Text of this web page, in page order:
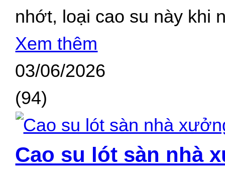
nhớt, loại cao su này khi
Xem thêm
03/06/2026
(94)
Cao su lót sàn nhà